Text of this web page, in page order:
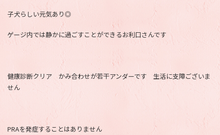
子犬らしい元気あり◎
ゲージ内では静かに過ごすことができるお利口さんです
健康診断クリア かみ合わせが若干アンダーです 生活に支障ございま
せん
PRAを発症することはありません